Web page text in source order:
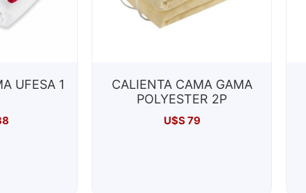
UFESA 1
CALIENTA CAMA GAMA
POLYESTER 2P
U$S79